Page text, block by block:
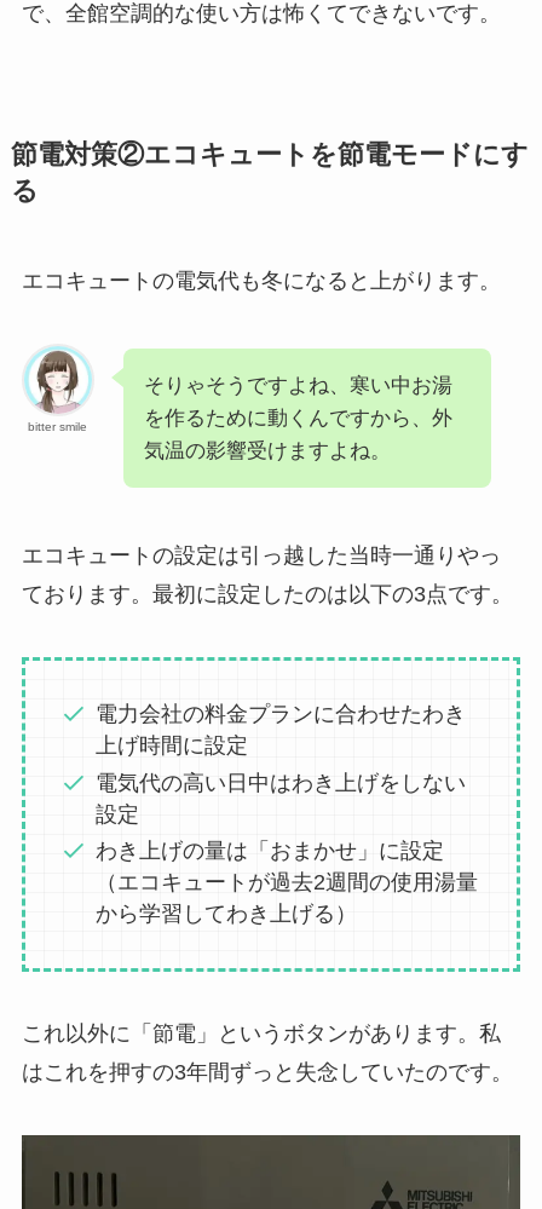
で、全館空調的な使い方は怖くてできないです。
節電対策②エコキュートを節電モードにす
る
エコキュートの電気代も冬になると上がります。
bitter smile
そりゃそうですよね、寒い中お湯
を作るために動くんですから、外
気温の影響受けますよね。
エコキュートの設定は引っ越した当時一通りやっ
ております。最初に設定したのは以下の3点です。
電力会社の料金プランに合わせたわき
上げ時間に設定
電気代の高い日中はわき上げをしない
設定
わき上げの量は「おまかせ」に設定
（エコキュートが過去2週間の使用湯量
から学習してわき上げる）
これ以外に「節電」というボタンがあります。私
はこれを押すの3年間ずっと失念していたのです。